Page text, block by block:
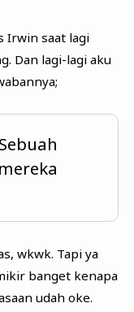
Irwin saat lagi
Dan lagi-lagi aku
wkwk. Tapi ya
banget kenapa
udah oke.